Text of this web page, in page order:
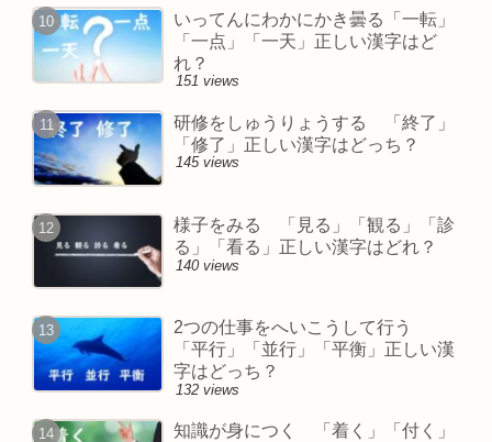
いってんにわかにかき曇る「一転」
「一点」「一天」正しい漢字はど
れ？
151 views
研修をしゅうりょうする 「終了」
「修了」正しい漢字はどっち？
145 views
様子をみる 「見る」「観る」「診
る」「看る」正しい漢字はどれ？
140 views
2つの仕事をへいこうして行う
「平行」「並行」「平衡」正しい漢
字はどっち？
132 views
知識が身につく 「着く」「付く」